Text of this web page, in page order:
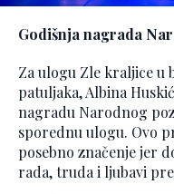
Godišnja nagrada
Za ulogu Zle kraljice u
patuljaka, Albina
nagradu Narodnog
sporednu ulogu. Ovo
posebno značenje jer
rada, truda i ljubavi